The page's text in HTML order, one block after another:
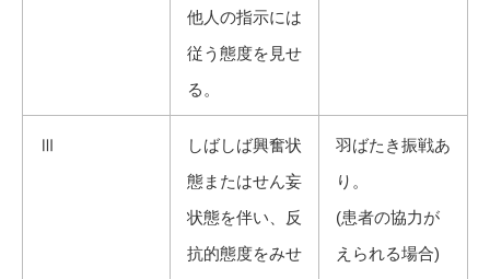
他人の指示には
従う態度を見せ
る。
Ⅲ
しばしば興奮状
態またはせん妄
状態を伴い、反
抗的態度をみせ
羽ばたき振戦あ
り。
(患者の協力が
えられる場合)